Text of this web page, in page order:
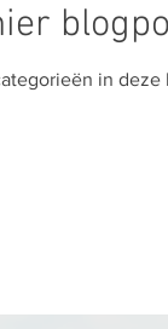
in deze